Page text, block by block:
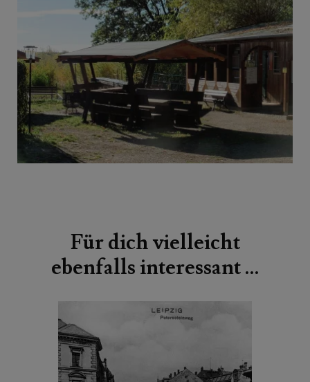
Für dich vielleicht
ebenfalls interessant …